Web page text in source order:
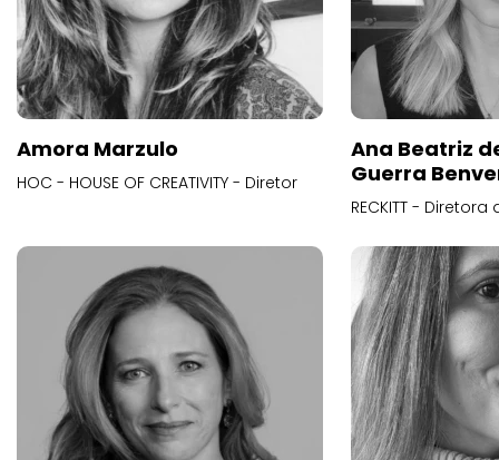
Amora Marzulo
HOC - HOUSE OF CREATIVITY - Diretor
Ana Beatriz
Guerra
RECKITT -